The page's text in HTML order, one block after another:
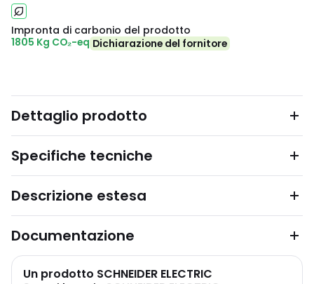
Impronta di carbonio del prodotto
1805 Kg CO₂-eq Dichiarazione del fornitore
Dettaglio prodotto
Specifiche tecniche
Descrizione estesa
Documentazione
Un prodotto SCHNEIDER ELECTRIC